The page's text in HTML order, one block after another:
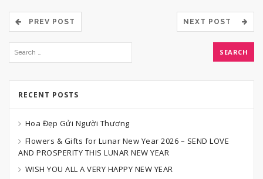
PREV POST NEXT POST
RECENT POSTS
Hoa Đẹp Gửi Người Thương
Flowers & Gifts for Lunar New Year 2026 – SEND LOVE
AND PROSPERITY THIS LUNAR NEW YEAR
WISH YOU ALL A VERY HAPPY NEW YEAR